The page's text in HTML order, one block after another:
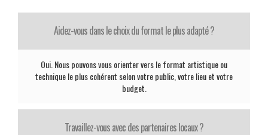
Aidez-vous dans le choix du format le plus adapté ?
Oui. Nous pouvons vous orienter vers le format artistique ou
technique le plus cohérent selon votre public, votre lieu et votre
budget.
Travaillez-vous avec des partenaires locaux ?